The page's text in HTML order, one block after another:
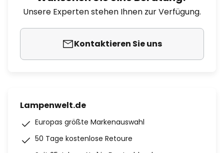
Unsere Experten stehen Ihnen zur Verfügung.
Kontaktieren Sie uns
Lampenwelt.de
Europas größte Markenauswahl
50 Tage kostenlose Retoure